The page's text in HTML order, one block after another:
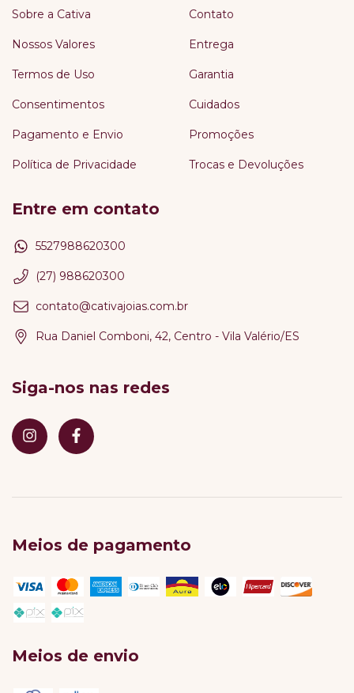
Sobre a Cativa
Nossos Valores
Termos de Uso
Consentimentos
Pagamento e Envio
Política de Privacidade
Contato
Entrega
Garantia
Cuidados
Promoções
Trocas e Devoluções
Entre em contato
5527988620300
(27) 988620300
contato@cativajoias.com.br
Rua Daniel Comboni, 42, Centro - Vila Valério/ES
Siga-nos nas redes
Meios de pagamento
Meios de envio